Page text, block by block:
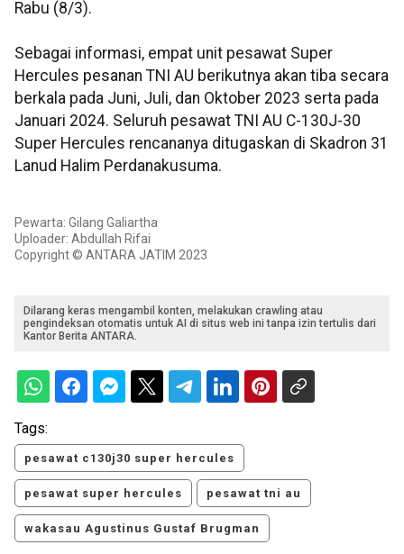
Rabu (8/3).
Sebagai informasi, empat unit pesawat Super
Hercules pesanan TNI AU berikutnya akan tiba secara
berkala pada Juni, Juli, dan Oktober 2023 serta pada
Januari 2024. Seluruh pesawat TNI AU C-130J-30
Super Hercules rencananya ditugaskan di Skadron 31
Lanud Halim Perdanakusuma.
Pewarta: Gilang Galiartha
Uploader: Abdullah Rifai
Copyright © ANTARA JATIM 2023
Dilarang keras mengambil konten, melakukan crawling atau
pengindeksan otomatis untuk AI di situs web ini tanpa izin tertulis dari
Kantor Berita ANTARA.
Tags:
pesawat c130j30 super hercules
pesawat super hercules pesawat tni au
wakasau Agustinus Gustaf Brugman